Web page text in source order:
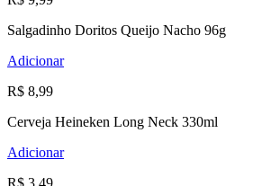
Salgadinho Doritos Queijo Nacho 96g
Adicionar
R$ 8,99
Cerveja Heineken Long Neck 330ml
Adicionar
R$ 3,49